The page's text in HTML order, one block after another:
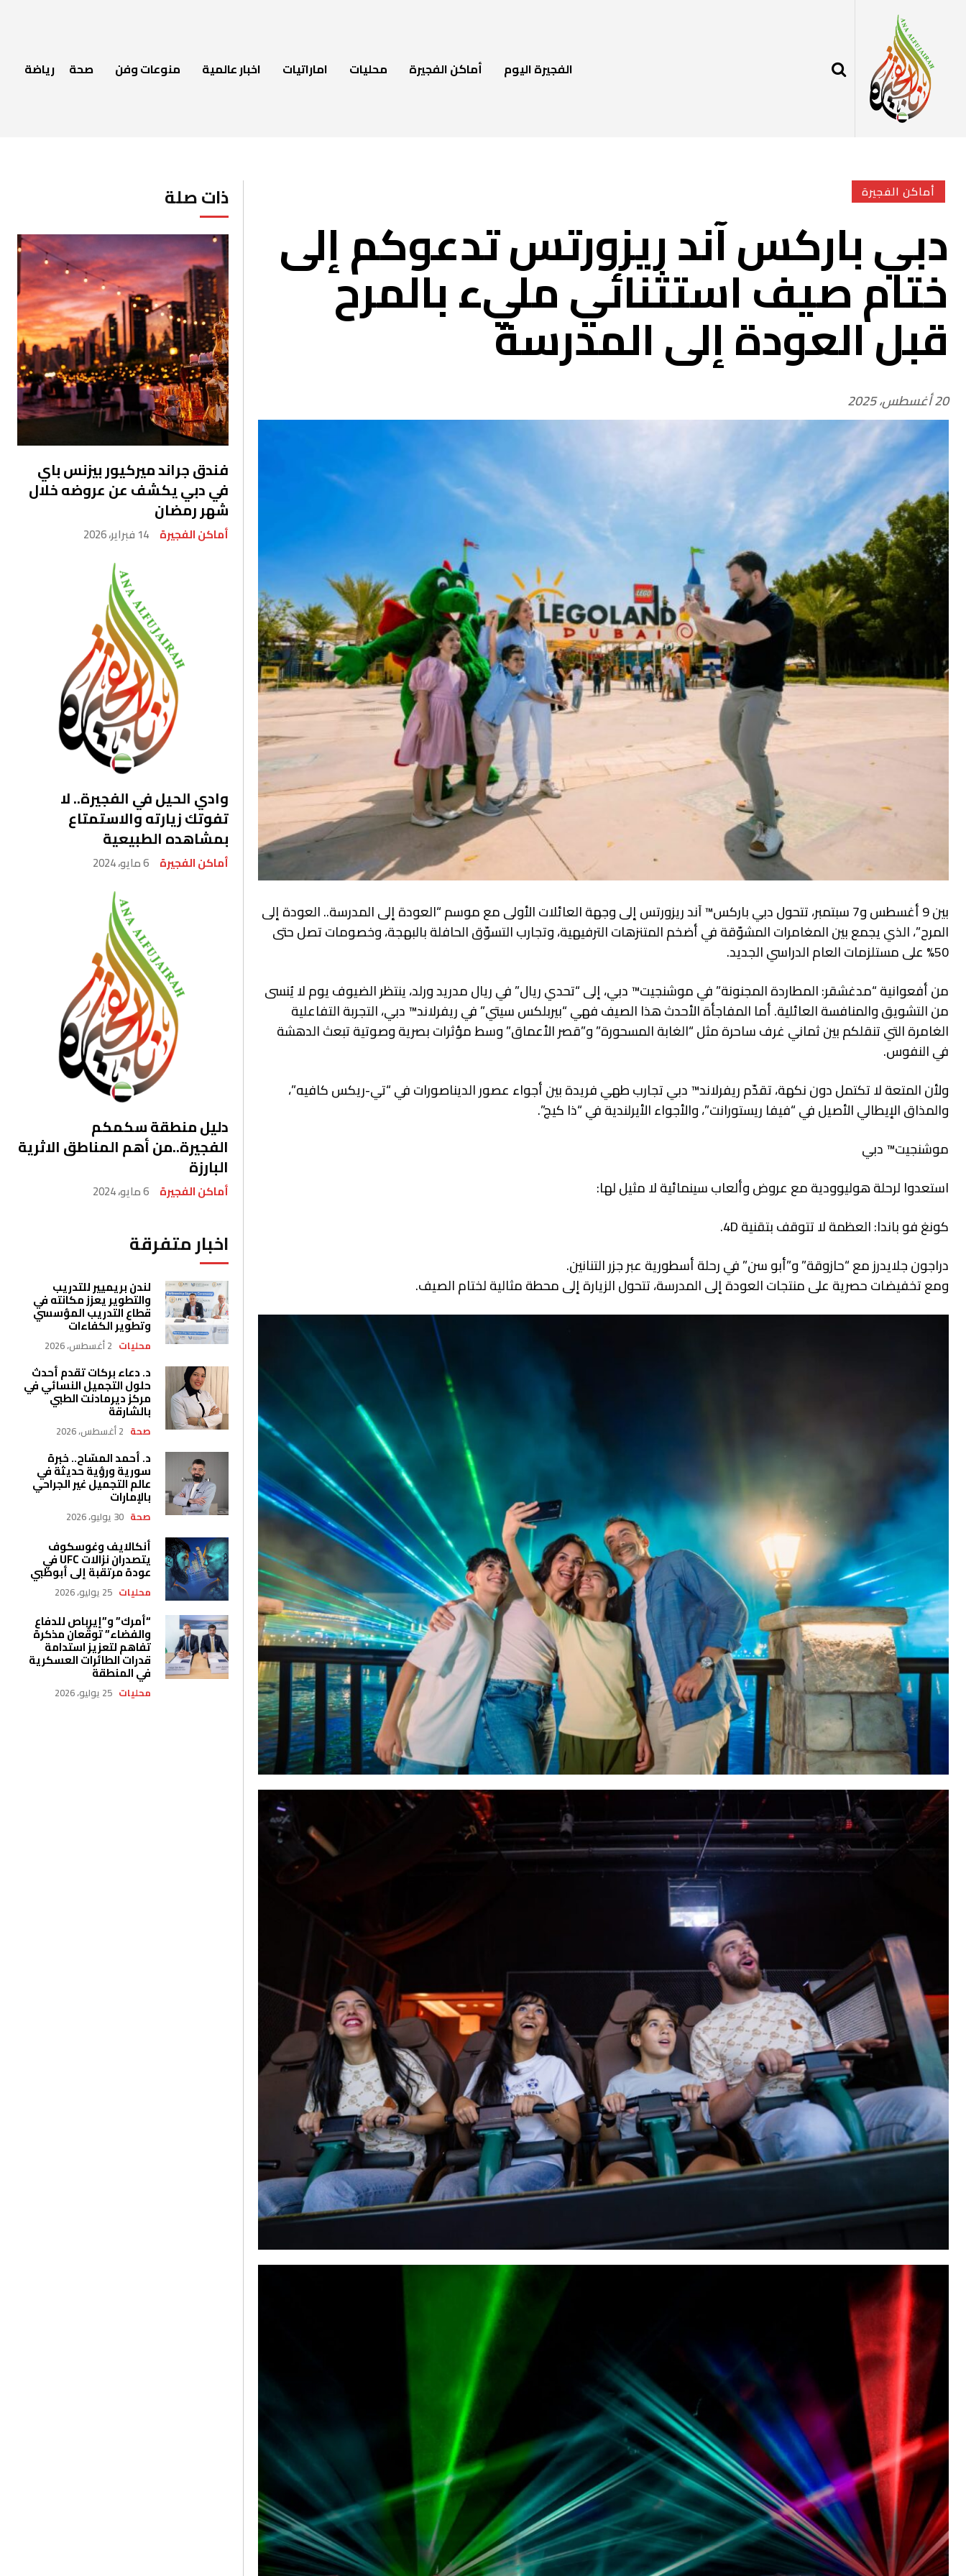
الفجيرة اليوم أماكن الفجيرة محليات اماراتيات اخبار عالمية منوعات وفن صحة رياضة
ذات صلة
فندق جراند ميركيور بيزنس باي
في دبي يكشف عن عروضه خلال
شهر رمضان
أماكن الفجيرة 14 فبراير، 2026
وادي الحيل في الفجيرة.. لا
تفوتك زيارته والاستمتاع
بمشاهده الطبيعية
أماكن الفجيرة 6 مايو، 2024
دليل منطقة سكمكم
الفجيرة..من أهم المناطق الاثرية
البارزة
أماكن الفجيرة 6 مايو، 2024
اخبار متفرقة
لندن بريميير للتدريب
والتطوير يعزز مكانته في
قطاع التدريب المؤسسي
وتطوير الكفاءات
محليات 2 أغسطس، 2026
د. دعاء بركات تقدم أحدث
حلول التجميل النسائي في
مركز ديرمادنت الطبي
بالشارقة
صحة 2 أغسطس، 2026
د. أحمد المسّاح.. خبرة
سورية ورؤية حديثة في
عالم التجميل غير الجراحي
بالإمارات
صحة 30 يوليو، 2026
أنكالايف وغوسكوف
يتصدران نزالات UFC في
عودة مرتقبة إلى أبوظبي
محليات 25 يوليو، 2026
“أمرك” و”إيرباص للدفاع
والفضاء” توقّعان مذكرة
تفاهم لتعزيز استدامة
قدرات الطائرات العسكرية
في المنطقة
محليات 25 يوليو، 2026
أماكن الفجيرة
دبي باركس آند ريزورتس تدعوكم إلى
ختام صيف استثنائي مليء بالمرح
قبل العودة إلى المدرسة
20 أغسطس، 2025
بين 9 أغسطس و7 سبتمبر، تتحول دبي باركس™ آند ريزورتس إلى وجهة العائلات الأولى مع موسم “العودة إلى المدرسة.. العودة إلى
المرح”، الذي يجمع بين المغامرات المشوّقة في أضخم المتنزهات الترفيهية، وتجارب التسوّق الحافلة بالبهجة، وخصومات تصل حتى
50% على مستلزمات العام الدراسي الجديد.
من أفعوانية “مدغشقر: المطاردة المجنونة” في موشنجيت™ دبي، إلى “تحدي ريال” في ريال مدريد ورلد، ينتظر الضيوف يوم لا يُنسى
من التشويق والمنافسة العائلية. أما المفاجأة الأحدث هذا الصيف فهي “بيربلكس سيتي” في ريفرلاند™ دبي، التجربة التفاعلية
الغامرة التي تنقلكم بين ثماني غرف ساحرة مثل “الغابة المسحورة” و”قصر الأعماق” وسط مؤثرات بصرية وصوتية تبعث الدهشة
في النفوس.
ولأن المتعة لا تكتمل دون نكهة، تقدّم ريفرلاند™ دبي تجارب طهي فريدة بين أجواء عصور الديناصورات في “تي-ريكس كافيه”،
والمذاق الإيطالي الأصيل في “فيفا ريستورانت”، والأجواء الأيرلندية في “ذا كيج”.
موشنجيت™ دبي
استعدوا لرحلة هوليوودية مع عروض وألعاب سينمائية لا مثيل لها:
كونغ فو باندا: العظمة لا تتوقف بتقنية 4D.
دراجون جلايدرز مع “حازوقة” و”أبو سن” في رحلة أسطورية عبر جزر التنانين.
ومع تخفيضات حصرية على منتجات العودة إلى المدرسة، تتحول الزيارة إلى محطة مثالية لختام الصيف.